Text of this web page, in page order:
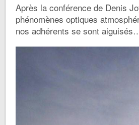
Après la conférence de Denis
phénomènes optiques
nos adhérents se sont